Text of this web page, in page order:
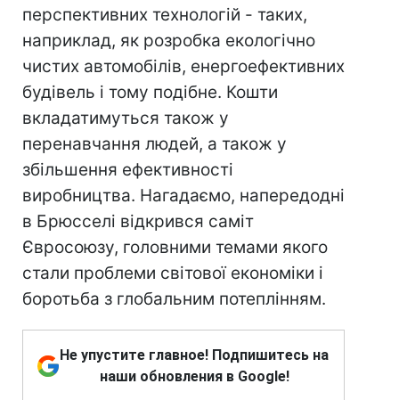
перспективних технологій - таких,
наприклад, як розробка екологічно
чистих автомобілів, енергоефективних
будівель і тому подібне. Кошти
вкладатимуться також у
перенавчання людей, а також у
збільшення ефективності
виробництва. Нагадаємо, напередодні
в Брюсселі відкрився саміт
Євросоюзу, головними темами якого
стали проблеми світової економіки і
боротьба з глобальним потеплінням.
Не упустите главное! Подпишитесь на
наши обновления в Google!